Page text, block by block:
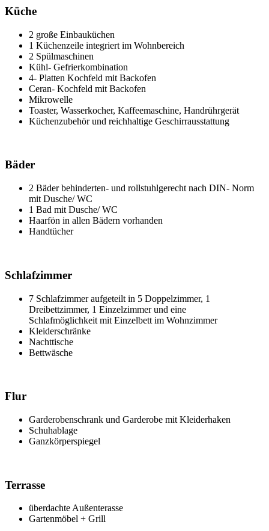
Küche
2 große Einbauküchen
1 Küchenzeile integriert im Wohnbereich
2 Spülmaschinen
Kühl- Gefrierkombination
4- Platten Kochfeld mit Backofen
Ceran- Kochfeld mit Backofen
Mikrowelle
Toaster, Wasserkocher, Kaffeemaschine, Handrührgerät
Küchenzubehör und reichhaltige Geschirrausstattung
Bäder
2 Bäder behinderten- und rollstuhlgerecht nach DIN- Norm
mit Dusche/ WC
1 Bad mit Dusche/ WC
Haarfön in allen Bädern vorhanden
Handtücher
Schlafzimmer
7 Schlafzimmer aufgeteilt in 5 Doppelzimmer, 1
Dreibettzimmer, 1 Einzelzimmer und eine
Schlafmöglichkeit mit Einzelbett im Wohnzimmer
Kleiderschränke
Nachttische
Bettwäsche
Flur
Garderobenschrank und Garderobe mit Kleiderhaken
Schuhablage
Ganzkörperspiegel
Terrasse
überdachte Außenterasse
Gartenmöbel + Grill